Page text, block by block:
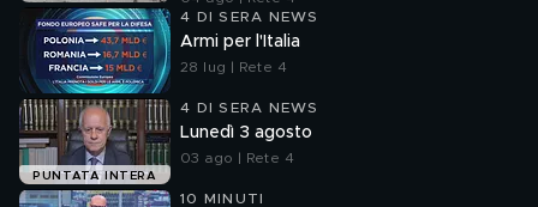
4 DI SERA NEWS
Armi per l'Italia
28 lug | Rete 4
PUNTATA INTERA
4 DI SERA NEWS
Lunedì 3 agosto
03 ago | Rete 4
10 MINUTI